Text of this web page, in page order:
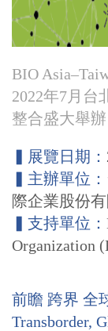
BIO
2022年7月台
整合盛大舉辦
▍展覽日期：
▍主辦單位：
際企業股份
▍支持單位：
Organization
前瞻 跨界 全
Transborder,